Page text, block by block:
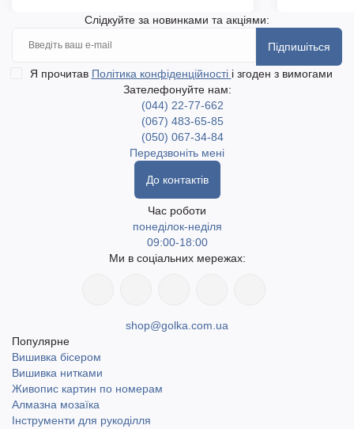
Слідкуйте за новинками та акціями:
Підпишіться
Я прочитав Політика конфіденційності і згоден з вимогами
Зателефонуйте нам:
(044) 22-77-662
(067) 483-65-85
(050) 067-34-84
Передзвоніть мені
До контактів
Час роботи
понеділок-неділя
09:00-18:00
Ми в соціальних мережах:
shop@golka.com.ua
Популярне
Вишивка бісером
Вишивка нитками
Живопис картин по номерам
Алмазна мозаїка
Інструменти для рукоділля